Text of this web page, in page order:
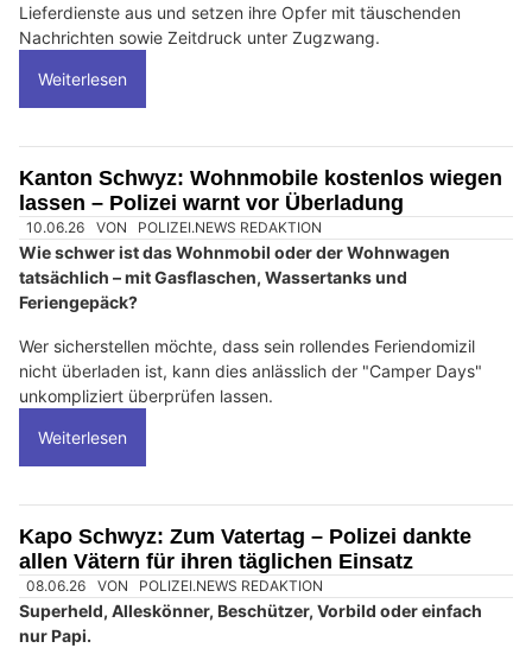
Lieferdienste aus und setzen ihre Opfer mit täuschenden
Nachrichten sowie Zeitdruck unter Zugzwang.
Weiterlesen
Kanton Schwyz: Wohnmobile kostenlos wiegen
lassen – Polizei warnt vor Überladung
10.06.26 VON POLIZEI.NEWS REDAKTION
Wie schwer ist das Wohnmobil oder der Wohnwagen
tatsächlich – mit Gasflaschen, Wassertanks und
Feriengepäck?
Wer sicherstellen möchte, dass sein rollendes Feriendomizil
nicht überladen ist, kann dies anlässlich der "Camper Days"
unkompliziert überprüfen lassen.
Weiterlesen
Kapo Schwyz: Zum Vatertag – Polizei dankte
allen Vätern für ihren täglichen Einsatz
08.06.26 VON POLIZEI.NEWS REDAKTION
Superheld, Alleskönner, Beschützer, Vorbild oder einfach
nur Papi.